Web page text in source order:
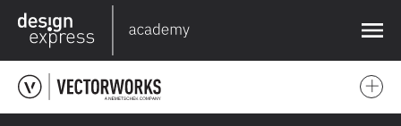
❌